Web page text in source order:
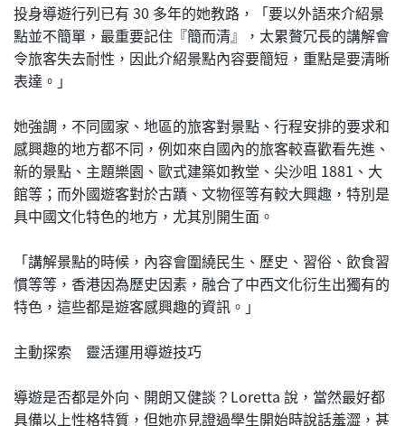
投身導遊行列已有 30 多年的她教路，「要以外語來介紹景
點並不簡單，最重要記住『簡而清』，太累贅冗長的講解會
令旅客失去耐性，因此介紹景點內容要簡短，重點是要清晰
表達。」
她強調，不同國家、地區的旅客對景點、行程安排的要求和
感興趣的地方都不同，例如來自國內的旅客較喜歡看先進、
新的景點、主題樂園、歐式建築如教堂、尖沙咀 1881、大
館等；而外國遊客對於古蹟、文物徑等有較大興趣，特別是
具中國文化特色的地方，尤其別開生面。
「講解景點的時候，內容會圍繞民生、歷史、習俗、飲食習
慣等等，香港因為歷史因素，融合了中西文化衍生出獨有的
特色，這些都是遊客感興趣的資訊。」
主動探索 靈活運用導遊技巧
導遊是否都是外向、開朗又健談？Loretta 說，當然最好都
具備以上性格特質，但她亦見證過學生開始時說話羞澀，甚